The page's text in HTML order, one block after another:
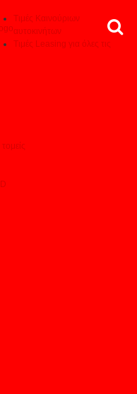
Τιμές Καινούριων
αυτοκινήτων
Τιμές Leasing για όλες τις